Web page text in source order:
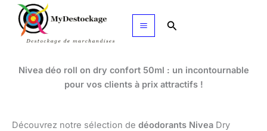
Aller
contenu
Rechercher
Nivea déo roll on dry confort 50ml : un incontournable
pour vos clients à prix attractifs !
Découvrez notre sélection de déodorants Nivea Dry